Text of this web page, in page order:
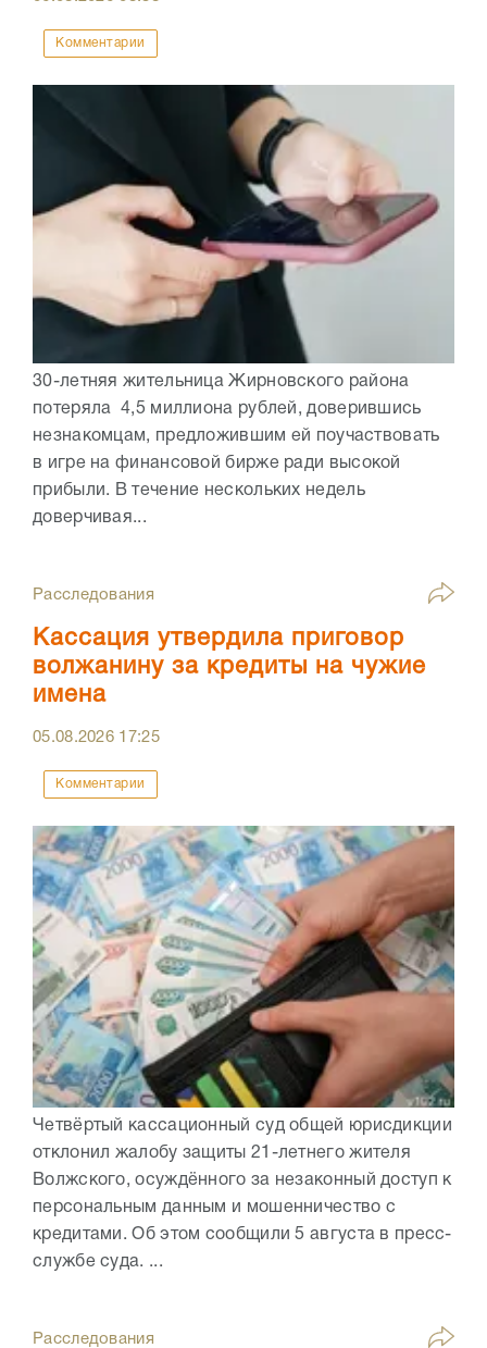
Комментарии
30-летняя жительница Жирновского района
потеряла 4,5 миллиона рублей, доверившись
незнакомцам, предложившим ей поучаствовать
в игре на финансовой бирже ради высокой
прибыли. В течение нескольких недель
доверчивая...
Расследования
Кассация утвердила приговор
волжанину за кредиты на чужие
имена
05.08.2026 17:25
Комментарии
Четвёртый кассационный суд общей юрисдикции
отклонил жалобу защиты 21-летнего жителя
Волжского, осуждённого за незаконный доступ к
персональным данным и мошенничество с
кредитами. Об этом сообщили 5 августа в пресс-
службе суда. ...
Расследования